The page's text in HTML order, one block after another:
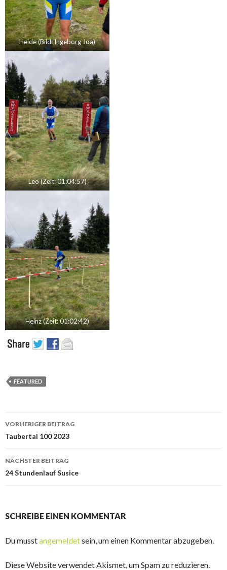
Heide (Bild: Ingeborg Joa)
Leo (Zeit: 01:04:57)
Heinz (Zeit: 01:02:42)
FEATURED
Beitrags-
Navigation
VORHERIGER BEITRAG
Taubertal 100 2023
NÄCHSTER BEITRAG
24 Stundenlauf Susice
SCHREIBE EINEN KOMMENTAR
Du musstangemeldetsein, um einen Kommentar abzugeben.
Diese Website verwendet Akismet, um Spam zu reduzieren.